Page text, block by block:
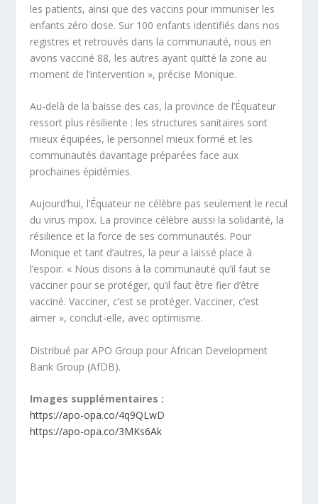
les patients, ainsi que des vaccins pour immuniser les
enfants zéro dose. Sur 100 enfants identifiés dans nos
registres et retrouvés dans la communauté, nous en
avons vacciné 88, les autres ayant quitté la zone au
moment de l’intervention », précise Monique.
Au-delà de la baisse des cas, la province de l’Équateur
ressort plus résiliente : les structures sanitaires sont
mieux équipées, le personnel mieux formé et les
communautés davantage préparées face aux
prochaines épidémies.
Aujourd’hui, l’Équateur ne célèbre pas seulement le recul
du virus mpox. La province célèbre aussi la solidarité, la
résilience et la force de ses communautés. Pour
Monique et tant d’autres, la peur a laissé place à
l’espoir. « Nous disons à la communauté qu’il faut se
vacciner pour se protéger, qu’il faut être fier d’être
vacciné. Vacciner, c’est se protéger. Vacciner, c’est
aimer », conclut-elle, avec optimisme.
Distribué par APO Group pour African Development
Bank Group (AfDB).
Images supplémentaires :
https://apo-opa.co/4q9QLwD
https://apo-opa.co/3MKs6Ak